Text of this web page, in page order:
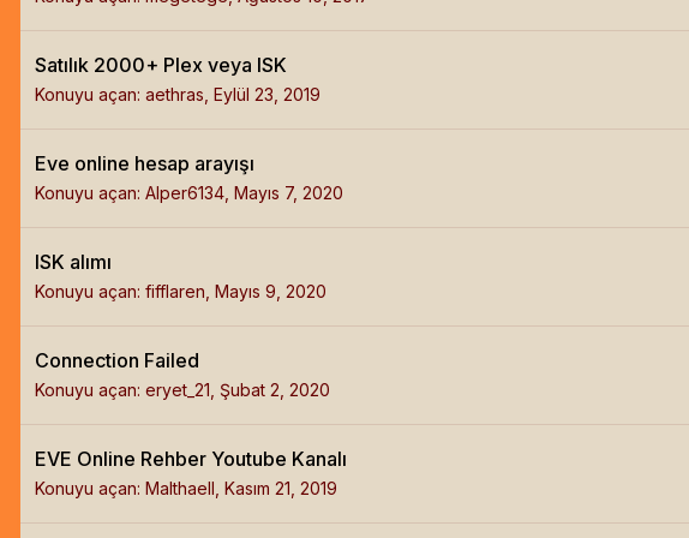
Satılık 2000+ Plex veya ISK
Konuyu açan: aethras Eylül 23, 2019
Eve online hesap arayışı
Konuyu açan: Alper6134 Mayıs 7, 2020
ISK alımı
Konuyu açan: fifflaren Mayıs 9, 2020
Connection Failed
Konuyu açan: eryet_21 Şubat 2, 2020
EVE Online Rehber Youtube Kanalı
Konuyu açan: Malthaell Kasım 21, 2019